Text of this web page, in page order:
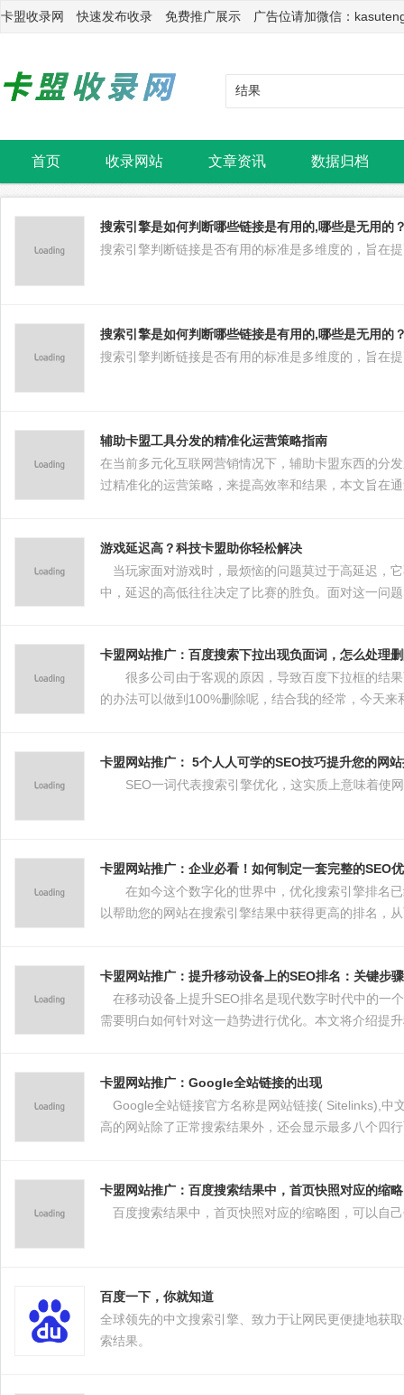
卡盟收录网 快速发布收录 免费推广展示 广告位请加微信：
首页 收录网站 文章资讯 数据归档
搜索引擎是如何判断哪些链接是有用的,哪些是无用的
搜索引擎判断链接是否有用的标准是多维度的，旨在
搜索引擎是如何判断哪些链接是有用的,哪些是无用的
搜索引擎判断链接是否有用的标准是多维度的，旨在
辅助卡盟工具分发的精准化运营策略指南
在当前多元化互联网营销情况下，辅助卡盟东西的分
过精准化的运营策略，来提高效率和结果，本文旨在
游戏延迟高？科技卡盟助你轻松解决
当玩家面对游戏时，最烦恼的问题莫过于高延迟，
中，延迟的高低往往决定了比赛的胜负。面对这一问
卡盟网站推广：百度搜索下拉出现负面词，怎么处理
很多公司由于客观的原因，导致百度下拉框的结果
的办法可以做到100%删除呢，结合我的经常，今天来
卡盟网站推广： 5个人人可学的SEO技巧提升您的网
SEO一词代表搜索引擎优化，这实质上意味着使
卡盟网站推广：企业必看！如何制定一套完整的SEO
在如今这个数字化的世界中，优化搜索引擎排名已
以帮助您的网站在搜索引擎结果中获得更高的排名，
卡盟网站推广：提升移动设备上的SEO排名：关键步
在移动设备上提升SEO排名是现代数字时代中的一
需要明白如何针对这一趋势进行优化。本文将介绍提
卡盟网站推广：Google全站链接的出现
Google全站链接官方名称是网站链接( Sitelinks),中
高的网站除了正常搜索结果外，还会显示最多八个四
卡盟网站推广：百度搜索结果中，首页快照对应的缩
百度搜索结果中，首页快照对应的缩略图，可以自
百度一下，你就知道
全球领先的中文搜索引擎、致力于让网民更便捷地获
索结果。